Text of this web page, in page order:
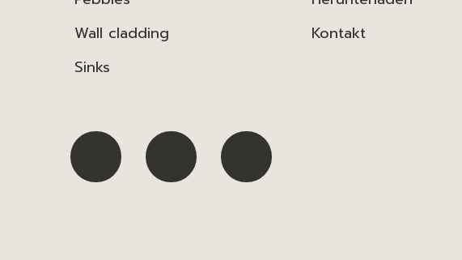
Wall cladding
Sinks
Kontakt